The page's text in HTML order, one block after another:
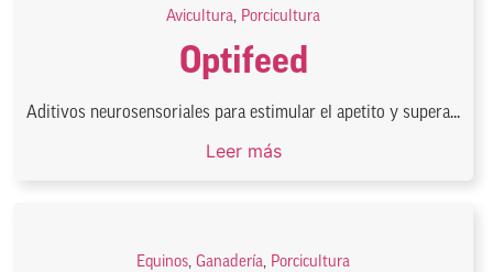
Avicultura, Porcicultura
Optifeed
Aditivos neurosensoriales para estimular el apetito y supera...
Leer más
Equinos, Ganadería, Porcicultura